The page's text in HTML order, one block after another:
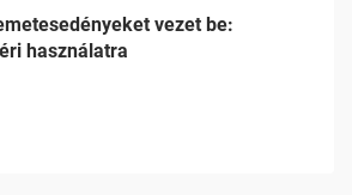
vezet be:
használatra